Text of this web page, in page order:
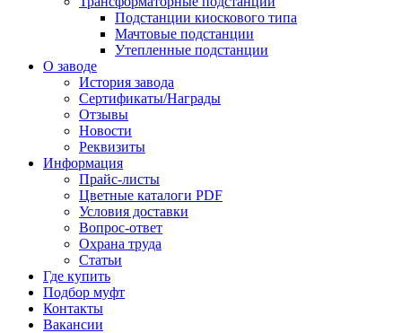
Подстанции киоскового типа
Мачтовые подстанции
Утепленные подстанции
О заводе
История завода
Сертификаты/Награды
Отзывы
Новости
Реквизиты
Информация
Прайс-листы
Цветные каталоги PDF
Условия доставки
Вопрос-ответ
Охрана труда
Статьи
Где купить
Подбор муфт
Контакты
Вакансии